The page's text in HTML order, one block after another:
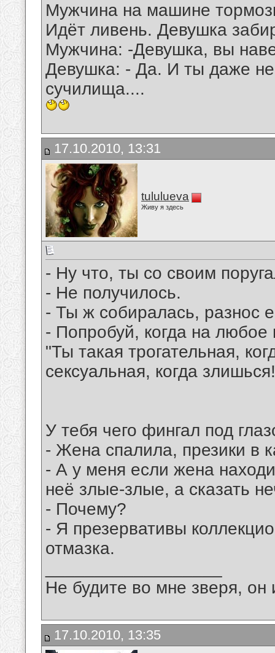
Мужчина на машине
Идёт ливень. Девушка
Мужчина: -Девушка, вы
Девушка: - Да. И ты даже
сучилища....
17.10.2010, 13:31
tululueva
Живу я здесь
- Ну что, ты со своим
- Не получилось.
- Ты ж собиралась, разнос
- Попробуй, когда на
"Ты такая трогательная,
сексуальная, когда
У тебя чего фингал под
- Жена спалила, презики в
- А у меня если жена
неё злые-злые, а сказать
- Почему?
- Я презервативы
отмазка.
Не будите во мне зверя, он
17.10.2010, 13:35